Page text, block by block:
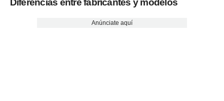
Diferencias entre fabricantes y modelos
Anúnciate aquí